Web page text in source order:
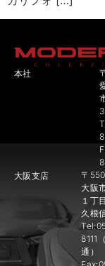
本社
大阪支店
〒
大阪
１丁
久根
8111
通）